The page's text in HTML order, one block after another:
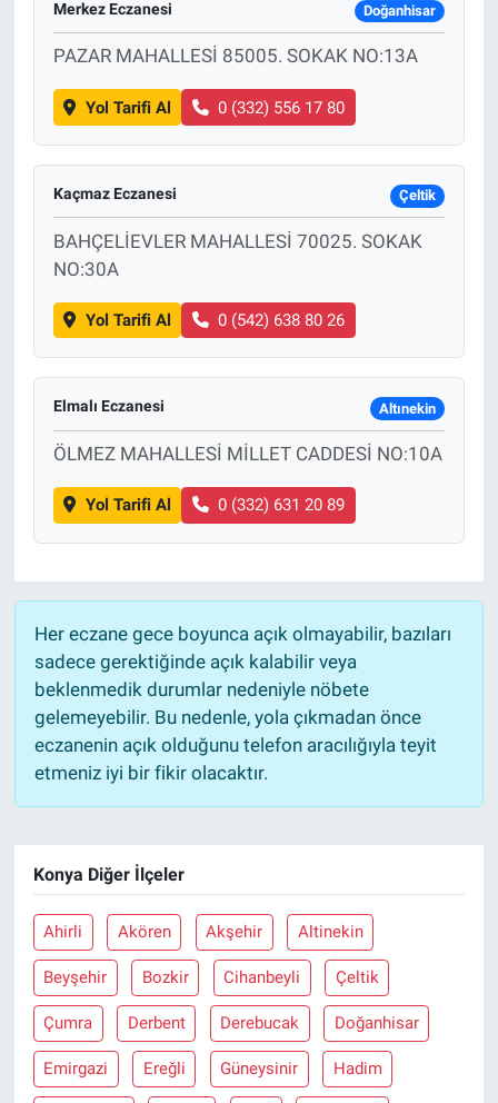
Merkez Eczanesi Doğanhisar
PAZAR MAHALLESİ 85005. SOKAK NO:13A
Yol Tarifi Al 0 (332) 556 17 80
Kaçmaz Eczanesi Çeltik
BAHÇELİEVLER MAHALLESİ 70025. SOKAK
NO:30A
Yol Tarifi Al 0 (542) 638 80 26
Elmalı Eczanesi Altınekin
ÖLMEZ MAHALLESİ MİLLET CADDESİ NO:10A
Yol Tarifi Al 0 (332) 631 20 89
Her eczane gece boyunca açık olmayabilir, bazıları
sadece gerektiğinde açık kalabilir veya
beklenmedik durumlar nedeniyle nöbete
gelemeyebilir. Bu nedenle, yola çıkmadan önce
eczanenin açık olduğunu telefon aracılığıyla teyit
etmeniz iyi bir fikir olacaktır.
Konya Diğer İlçeler
Ahirli Akören Akşehir Altinekin
Beyşehir Bozkir Cihanbeyli Çeltik
Çumra Derbent Derebucak Doğanhisar
Emirgazi Ereğli Güneysinir Hadim